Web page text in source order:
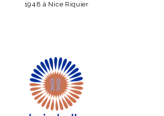
1948 à Nice Riquier